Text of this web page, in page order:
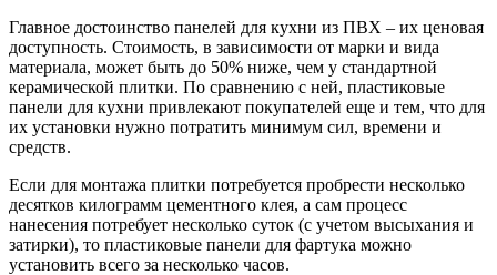
Главное достоинство панелей для кухни из ПВХ – их ценовая
доступность. Стоимость, в зависимости от марки и вида
материала, может быть до 50% ниже, чем у стандартной
керамической плитки. По сравнению с ней, пластиковые
панели для кухни привлекают покупателей еще и тем, что для
их установки нужно потратить минимум сил, времени и
средств.
Если для монтажа плитки потребуется пробрести несколько
десятков килограмм цементного клея, а сам процесс
нанесения потребует несколько суток (с учетом высыхания и
затирки), то пластиковые панели для фартука можно
установить всего за несколько часов.